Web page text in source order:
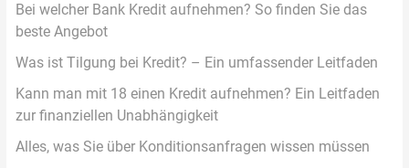
Bei welcher Bank Kredit aufnehmen? So finden Sie das
beste Angebot
Was ist Tilgung bei Kredit? – Ein umfassender Leitfaden
Kann man mit 18 einen Kredit aufnehmen? Ein Leitfaden
zur finanziellen Unabhängigkeit
Alles, was Sie über Konditionsanfragen wissen müssen